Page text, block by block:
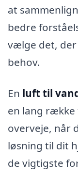
at
bedre
vælge det, der
behov.
En luft til
en lang
overveje, når
løsning til dit
de vigtigste